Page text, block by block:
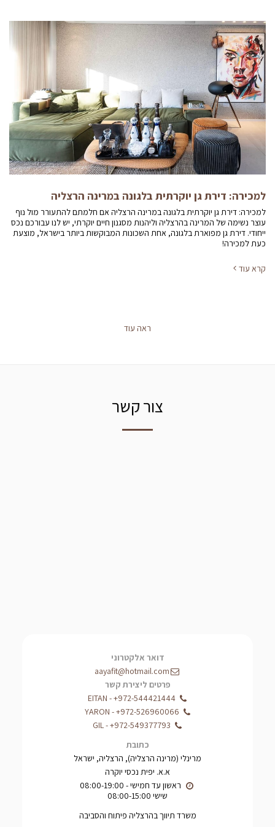
למכירה: דירת גן יוקרתית בלגונה במרינה הרצליה
למכירה: דירת גן יוקרתית בלגונה במרינה הרצליה אם חלמתם להתעורר מול נוף
עוצר נשימה של המרינה בהרצליה וליהנות מסגנון חיים יוקרתי, יש לנו עבורכם נכס
ייחודי. דירת גן מפוארת בלגונה, אחת השכונות המבוקשות ביותר בישראל, מוצעת
כעת למכירה!
קרא עוד
ראה עוד
צור קשר
דואר אלקטרוני
aayafit@hotmail.com
פרטים ליצירת קשר
+972-544421444
-
EITAN
+972-526960066
-
YARON
+972-549377793
-
GIL
כתובת
מרינלי (מרינה הרצליה), הרצליה, ישראל
א.א. יפית נכסי יוקרה
שישי 08:00-15:00
משרד תיווך בהרצליה פיתוח והסביבה